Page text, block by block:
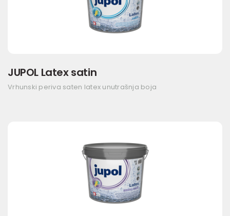
JUPOL Latex satin
Vrhunski periva saten latex unutrašnja boja